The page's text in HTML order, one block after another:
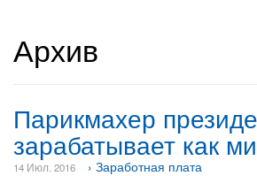
Архив
Парикмахер
зарабатывает как
14 Июл. 2016
› Заработная плата